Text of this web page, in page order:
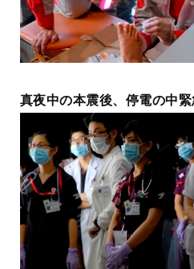
真夜中の本震後、停電の中